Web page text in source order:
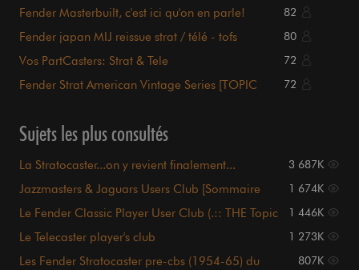
Fender Masterbuilt, c'est ici qu'on en parle! 82
Fender japan MIJ reissue strat / télé - tofs
80
Vos PartCasters: Strat & Tele 72
Fender Strat American Vintage Series [TOPIC
72
Sujets les plus consultés
La Stratocaster...on y revient finalement... 3 687K
Jazzmasters & Jaguars Users Club [Sommaire
1 674K
Le Fender Classic Player User Club (.:: THE Topic
1 446K
Le Telecaster player's club 1 273K
Les Fender Stratocaster pre-cbs (1954-65) du
807K